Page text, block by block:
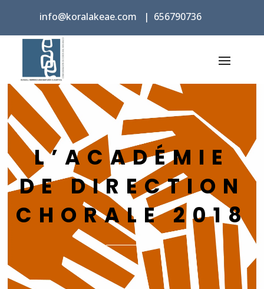
info@koralakeae.com | 656790736
L’ACADÉMIE
DE DIRECTION
CHORALE 2018